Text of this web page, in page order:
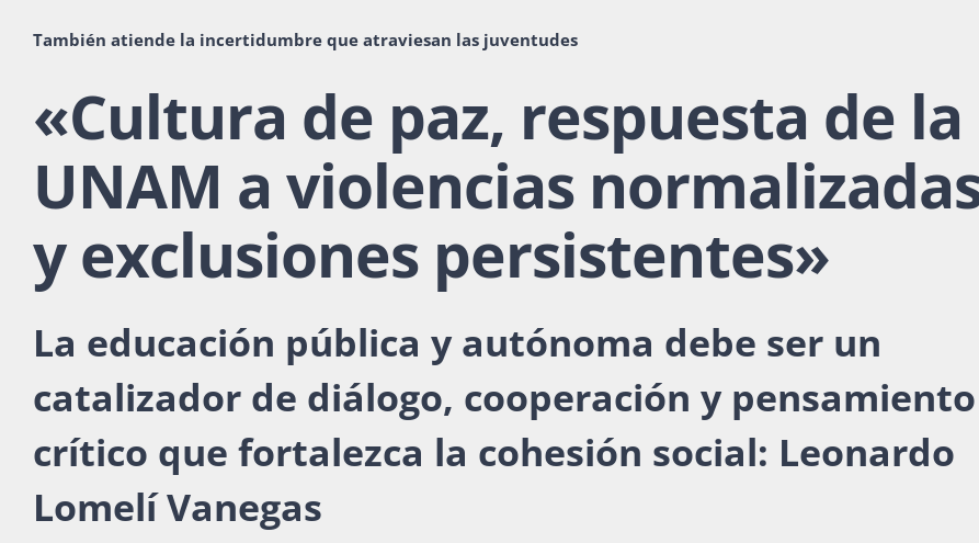
También atiende la incertidumbre que atraviesan las juventudes
«Cultura de paz, respuesta de la
UNAM a violencias
y exclusiones persistentes»
La educación pública y autónoma debe ser un
catalizador de diálogo, cooperación y pensamiento
crítico que fortalezca la cohesión social: Leonardo
Lomelí Vanegas